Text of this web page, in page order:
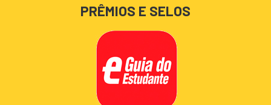
PRÊMIOS E SELOS